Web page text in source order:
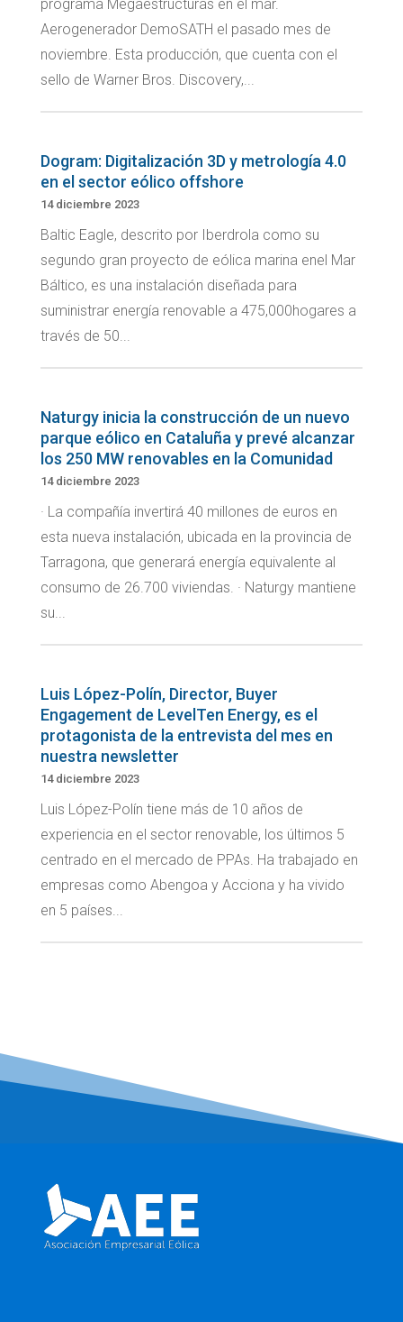
programa Megaestructuras en el mar.
Aerogenerador DemoSATH el pasado mes de
noviembre. Esta producción, que cuenta con el
sello de Warner Bros. Discovery,...
Dogram: Digitalización 3D y metrología 4.0
en el sector eólico offshore
14 diciembre 2023
Baltic Eagle, descrito por Iberdrola como su
segundo gran proyecto de eólica marina enel Mar
Báltico, es una instalación diseñada para
suministrar energía renovable a 475,000hogares a
través de 50...
Naturgy inicia la construcción de un nuevo
parque eólico en Cataluña y prevé alcanzar
los 250 MW renovables en la Comunidad
14 diciembre 2023
· La compañía invertirá 40 millones de euros en
esta nueva instalación, ubicada en la provincia de
Tarragona, que generará energía equivalente al
consumo de 26.700 viviendas. · Naturgy mantiene
su...
Luis López-Polín, Director, Buyer
Engagement de LevelTen Energy, es el
protagonista de la entrevista del mes en
nuestra newsletter
14 diciembre 2023
Luis López-Polín tiene más de 10 años de
experiencia en el sector renovable, los últimos 5
centrado en el mercado de PPAs. Ha trabajado en
empresas como Abengoa y Acciona y ha vivido
en 5 países...